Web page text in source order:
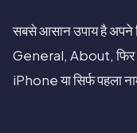
सबसे आसान उपाय है अपने
General, About, फिर
iPhone या सिर्फ पहला